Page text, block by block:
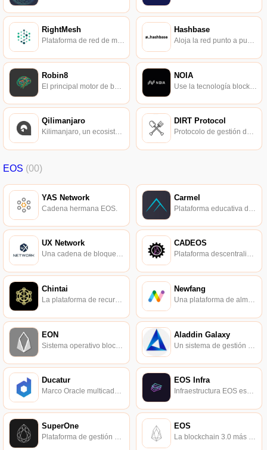
RightMesh
Plataforma de red de malla basada en tecnología de cadena de bloques de datos.
Hashbase
Aloja la red punto a punto de Dat.
Robin8 NOIA
Qilimanjaro
Kilimanjaro, un ecosistema para la computación cuántica.
DIRT Protocol
Protocolo de gestión de información distribuida.
EOS (00)
YAS Network
Cadena hermana EOS.
Carmel
UX Network
Una cadena de bloques pública compatible, rentable y globalmente escalable para consumidores y empresas.
CADEOS
Plataforma descentralizada de gestión de proyectos y archivos CAD.
Chintai
La plataforma de recursos ecológicos EOS se puede prestar.
Newfang
Una plataforma de almacenamiento en la nube distribuida para cualquier aplicación.
EON
Sistema operativo blockchain inteligente de alta velocidad.
Aladdin Galaxy
Ducatur​
Marco Oracle multicadena, solución simple para el negocio de blockchain.
EOS Infra
Infraestructura EOS escalable.
SuperOne
Plataforma de gestión de inversiones en activos digitales basada en blockchain.
EOS
La blockchain 3.0 más representativa, una nueva plataforma de contratos inteligentes con el rendimiento primero.